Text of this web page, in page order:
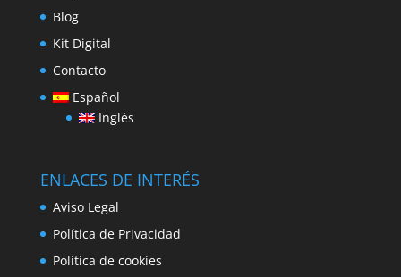
Blog
Kit Digital
Contacto
Español
Inglés
ENLACES DE INTERÉS
Aviso Legal
Política de Privacidad
Política de cookies